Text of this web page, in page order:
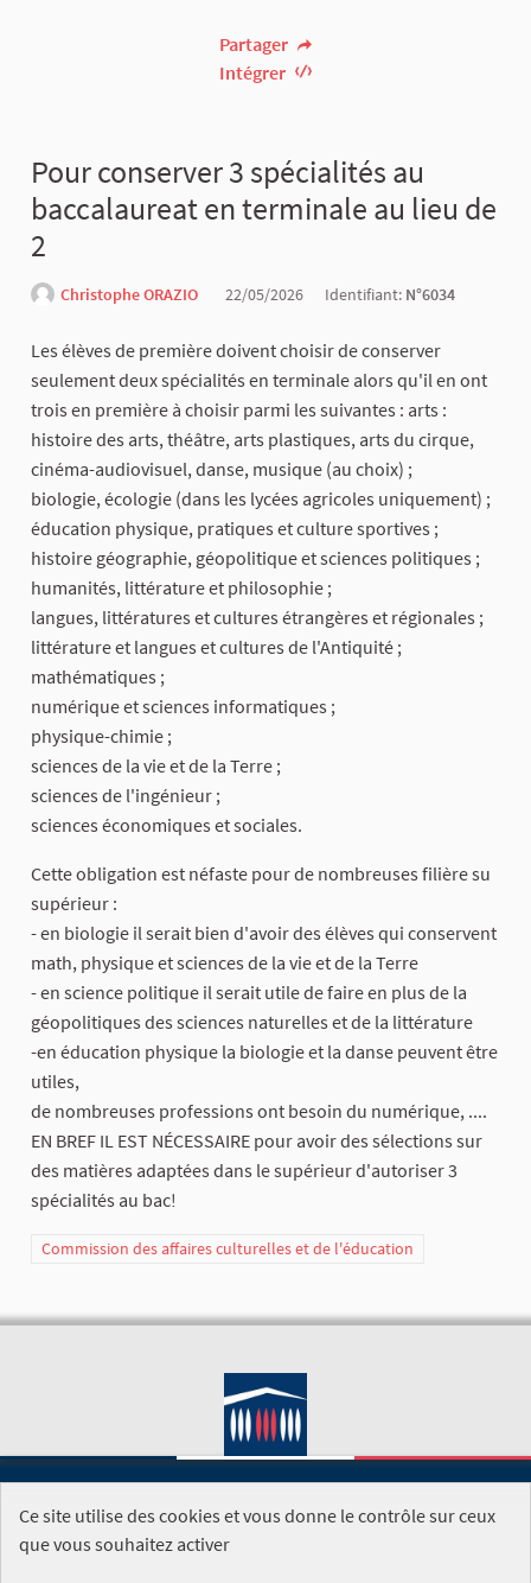
Partager
Intégrer
Pour conserver 3 spécialités au
baccalaureat en terminale au lieu de
2
Christophe ORAZIO 22/05/2026 Identifiant: N°6034
Les élèves de première doivent choisir de conserver
seulement deux spécialités en terminale alors qu'il en ont
trois en première à choisir parmi les suivantes : arts :
histoire des arts, théâtre, arts plastiques, arts du cirque,
cinéma-audiovisuel, danse, musique (au choix) ;
biologie, écologie (dans les lycées agricoles uniquement) ;
éducation physique, pratiques et culture sportives ;
histoire géographie, géopolitique et sciences politiques ;
humanités, littérature et philosophie ;
langues, littératures et cultures étrangères et régionales ;
littérature et langues et cultures de l'Antiquité ;
mathématiques ;
numérique et sciences informatiques ;
physique-chimie ;
sciences de la vie et de la Terre ;
sciences de l'ingénieur ;
sciences économiques et sociales.
Cette obligation est néfaste pour de nombreuses filière su
supérieur :
- en biologie il serait bien d'avoir des élèves qui conservent
math, physique et sciences de la vie et de la Terre
- en science politique il serait utile de faire en plus de la
géopolitiques des sciences naturelles et de la littérature
-en éducation physique la biologie et la danse peuvent être
utiles,
de nombreuses professions ont besoin du numérique, ....
EN BREF IL EST NÉCESSAIRE pour avoir des sélections sur
des matières adaptées dans le supérieur d'autoriser 3
spécialités au bac!
Commission des affaires culturelles et de l'éducation
SITE DE L'ASSEMBLÉE NATIONALE
Ce site utilise des cookies et vous donne le contrôle sur ceux
que vous souhaitez activer